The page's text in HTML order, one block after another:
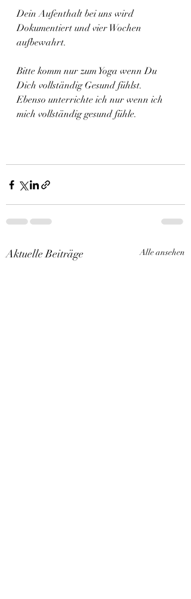
Dein Aufenthalt bei uns wird
Dokumentiert und vier Wochen
aufbewahrt.
Bitte komm nur zum Yoga wenn Du
Dich vollständig Gesund fühlst.
Ebenso unterrichte ich nur wenn ich
mich vollständig gesund fühle.
Aktuelle Beiträge Alle ansehen